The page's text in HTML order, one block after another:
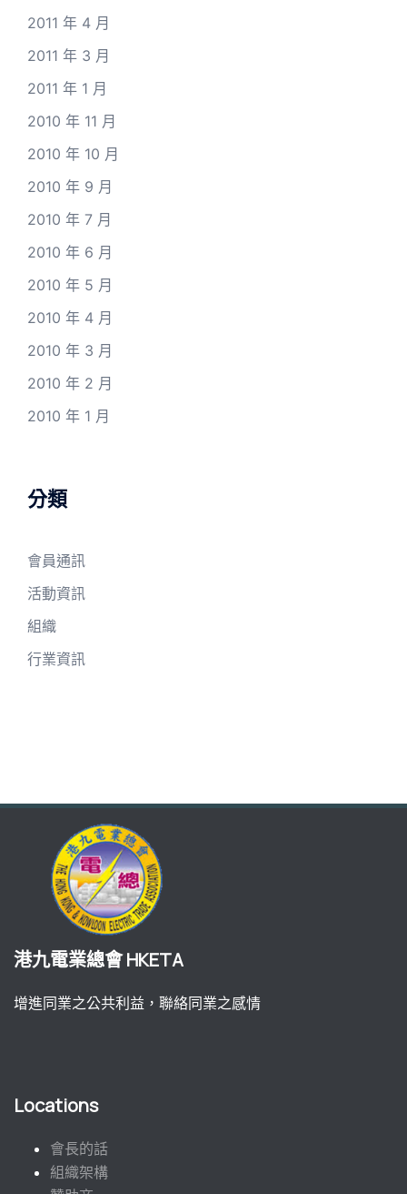
2011 年 4 月
2011 年 3 月
2011 年 1 月
2010 年 11 月
2010 年 10 月
2010 年 9 月
2010 年 7 月
2010 年 6 月
2010 年 5 月
2010 年 4 月
2010 年 3 月
2010 年 2 月
2010 年 1 月
分類
會員通訊
活動資訊
組織
行業資訊
港九電業總會 HKETA
增進同業之公共利益，聯絡同業之感情
Locations
會長的話
組織架構